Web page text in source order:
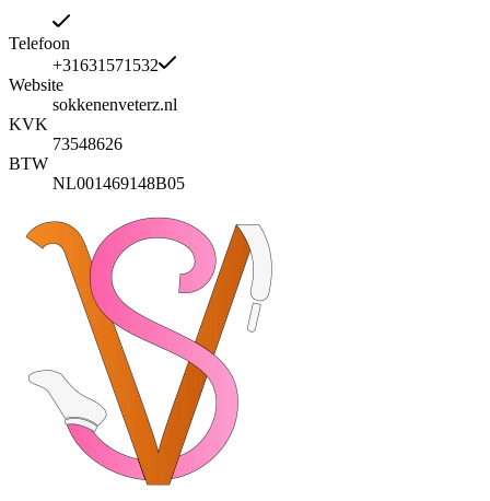
Telefoon
+31631571532
Website
sokkenenveterz.nl
KVK
73548626
BTW
NL001469148B05